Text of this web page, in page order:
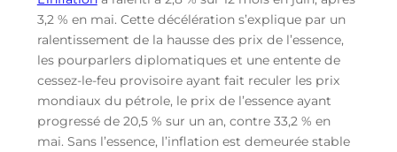
3,2 % en mai. Cette décélération s’explique par un
ralentissement de la hausse des prix de l’essence,
les pourparlers diplomatiques et une entente de
cessez-le-feu provisoire ayant fait reculer les prix
mondiaux du pétrole, le prix de l’essence ayant
progressé de 20,5 % sur un an, contre 33,2 % en
mai. Sans l’essence, l’inflation est demeurée stable